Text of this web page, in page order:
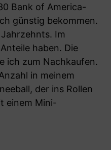
Bank of America-
günstig bekommen.
Im
haben. Die
ich zum Nachkaufen.
in meinem
der ins Rollen
einem Mini-